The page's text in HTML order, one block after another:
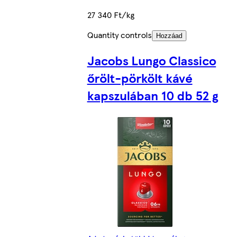
27 340 Ft/kg
Quantity controls
Hozzáad
Jacobs Lungo Classico
őrölt-pörkölt kávé
kapszulában 10 db 52 g